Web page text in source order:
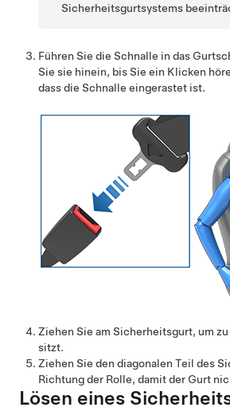
Sicherheitsgurtsystems
Führen Sie die Schnalle in das
Sie sie hinein, bis Sie ein Klicken
dass die Schnalle eingerastet ist.
Ziehen Sie am Sicherheitsgurt, um
sitzt.
Ziehen Sie den diagonalen Teil des
Richtung der Rolle, damit der Gurt
Lösen eines